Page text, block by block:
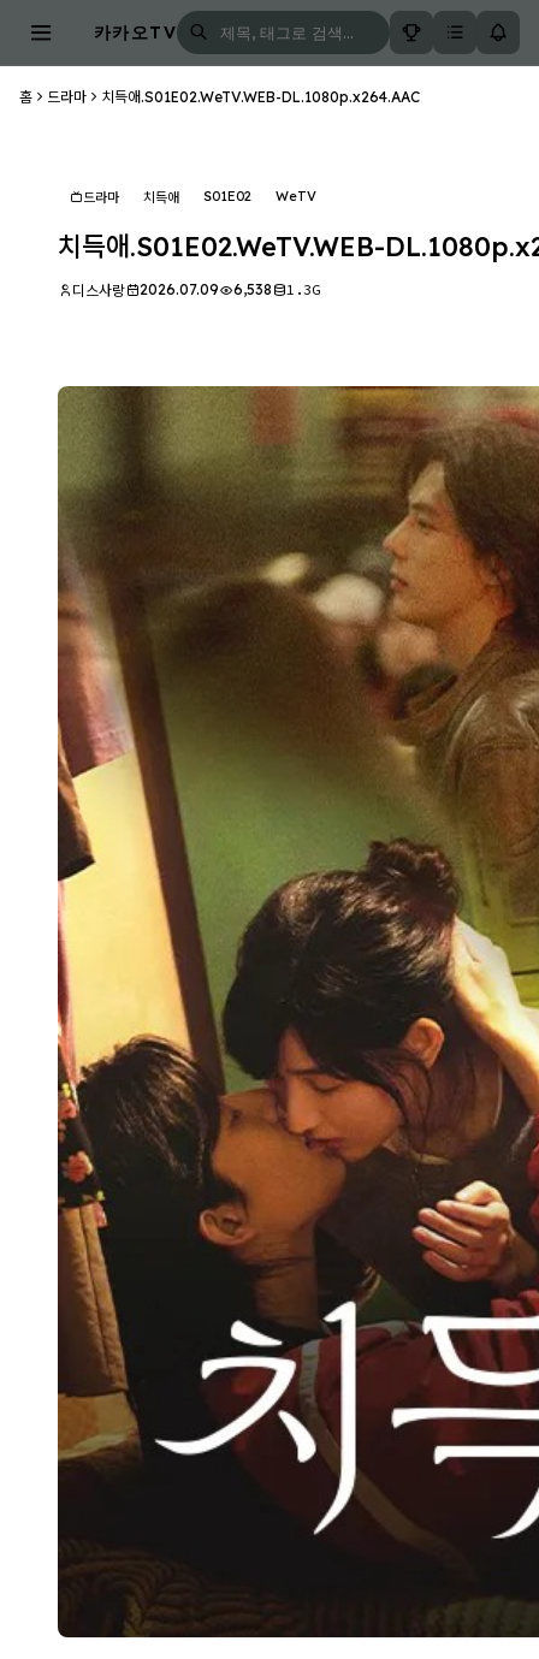
카카오TV
홈 드라마 치득애.S01E02.WeTV.WEB-DL.1080p.x264.AAC
드라마 치득애 S01E02 WeTV
치득애.S01E02.WeTV.WEB-
디스사랑 2026.07.09 6,538 1.3G